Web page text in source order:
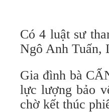
Có 4 luật sư
Ngô Anh Tuấn,
Gia đình bà
lực lượng bảo
chờ kết thúc